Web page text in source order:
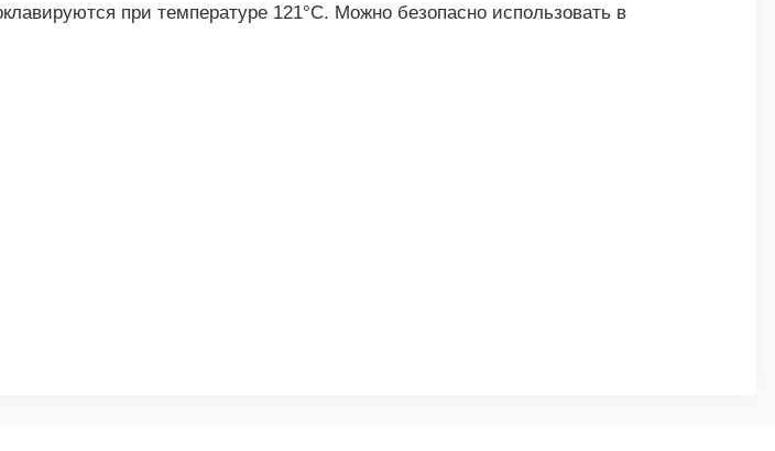
при температуре 121°C. Можно безопасно использовать в